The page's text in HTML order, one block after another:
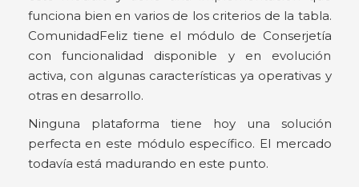
funciona bien en varios de los criterios de la tabla.
ComunidadFeliz tiene el módulo de Conserjetía
con funcionalidad disponible y en evolución
activa, con algunas características ya operativas y
otras en desarrollo.
Ninguna plataforma tiene hoy una solución
perfecta en este módulo específico. El mercado
todavía está madurando en este punto.